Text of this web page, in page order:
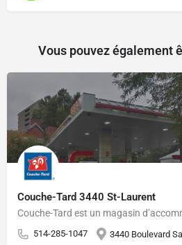
Vous pouvez également
Couche-Tard 3440 St-Laurent
514-285-1047 3440 Boulevard